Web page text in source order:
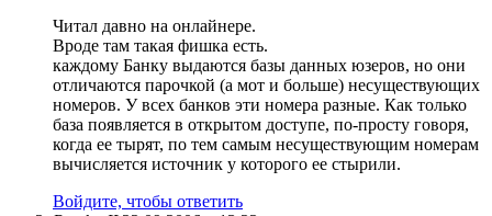
Читал давно на онлайнере.
Вроде там такая фишка есть.
каждому Банку выдаются базы данных юзеров, но они
отличаются парочкой (а мот и больше) несуществующих
номеров. У всех банков эти номера разные. Как только
база появляется в открытом доступе, по-просту говоря,
когда ее тырят, по тем самым несуществующим номерам
вычисляется источник у которого ее стырили.
Войдите, чтобы ответить